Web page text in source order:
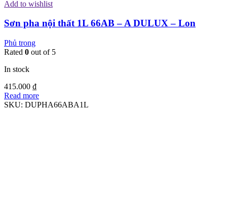
Add to wishlist
Sơn pha nội thất 1L 66AB – A DULUX – Lon
Phủ trong
Rated 0 out of 5
In stock
415.000 ₫
Read more
SKU: DUPHA66ABA1L